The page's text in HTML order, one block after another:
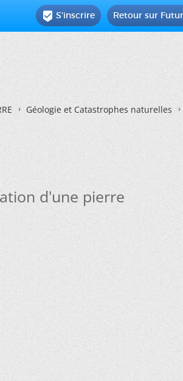
Retour sur
 S'inscrire
Géologie et Catastrophes naturelles
d'une pierre